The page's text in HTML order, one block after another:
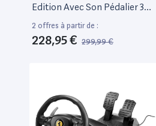
Edition Avec Son Pédalier 3
Pédales Pour Des Heures
Intensives De Jeu Vidéo
Compatible PC / PS3 / PS4 /
2 offres à partir de :
228,95 € 299,99 €